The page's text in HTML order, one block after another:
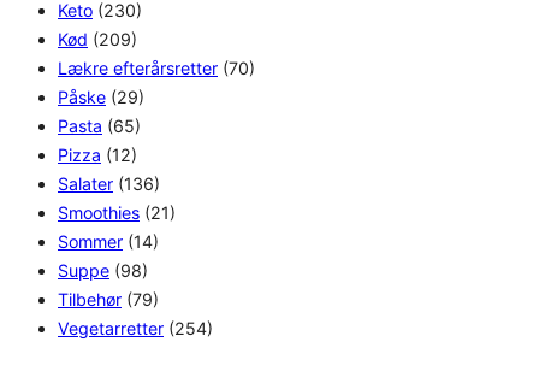
Keto (230)
Kød (209)
Lækre efterårsretter (70)
Påske (29)
Pasta (65)
Pizza (12)
Salater (136)
Smoothies (21)
Sommer (14)
Suppe (98)
Tilbehør (79)
Vegetarretter (254)